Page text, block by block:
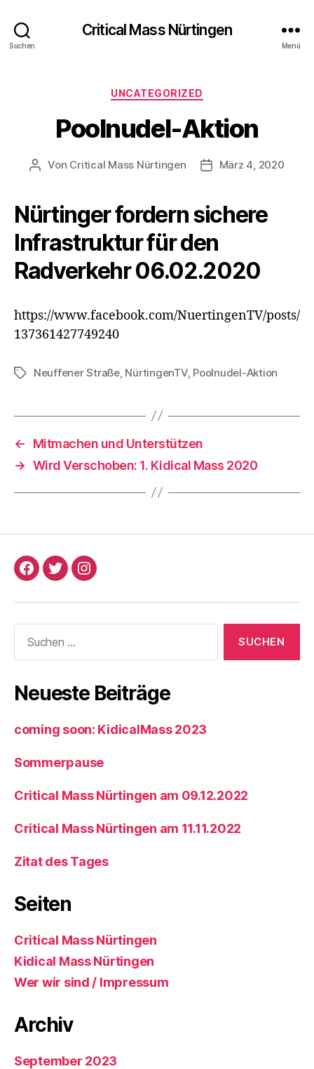
Suchen
Critical Mass Nürtingen
Menü
Kategorien
UNCATEGORIZED
Poolnudel-Aktion
Beitragsautor
Von Critical Mass Nürtingen März 4, 2020
Nürtinger fordern sichere
Infrastruktur für den
Radverkehr 06.02.2020
https://www.facebook.com/NuertingenTV/posts/
137361427749240
Schlagwörter
Neuffener Straße, NürtingenTV, Poolnudel-Aktion
←
Mitmachen und Unterstützen
→ Wird Verschoben: 1. Kidical Mass 2020
CriticalCriticalCritical
nach:
Neueste Beiträge
coming soon: KidicalMass 2023
Sommerpause
Critical Mass Nürtingen am 09.12.2022
Critical Mass Nürtingen am 11.11.2022
Zitat des Tages
Seiten
Critical Mass Nürtingen
Kidical Mass Nürtingen
Wer wir sind / Impressum
Archiv
September 2023